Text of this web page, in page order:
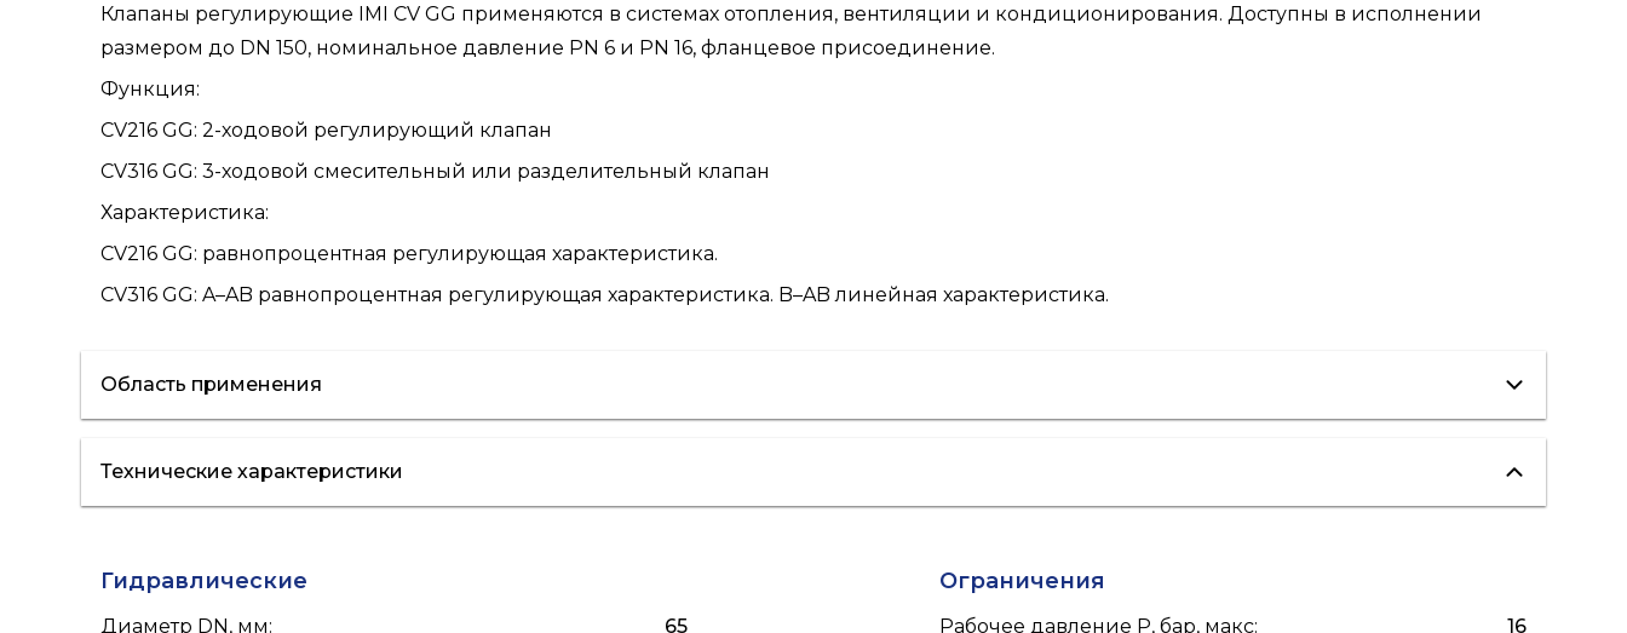
Клапаны регулирующие IMI CV GG применяются в системах отопления, вентиляции и кондиционирования. Доступны в исполнении
размером до DN 150, номинальное давление PN 6 и PN 16, фланцевое присоединение.
Функция:
CV216 GG: 2-ходовой регулирующий клапан
CV316 GG: 3-ходовой смесительный или разделительный клапан
Характеристика:
CV216 GG: равнопроцентная регулирующая характеристика.
CV316 GG: A–AB равнопроцентная регулирующая характеристика. B–AB линейная характеристика.
Область применения
отопление холодоснабжение
Технические характеристики
Гидравлические
Диаметр DN, мм:
65
Ограничения
Рабочее давление P, бар, макс:
16